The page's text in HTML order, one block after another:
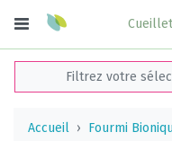
Accueil Fourmi